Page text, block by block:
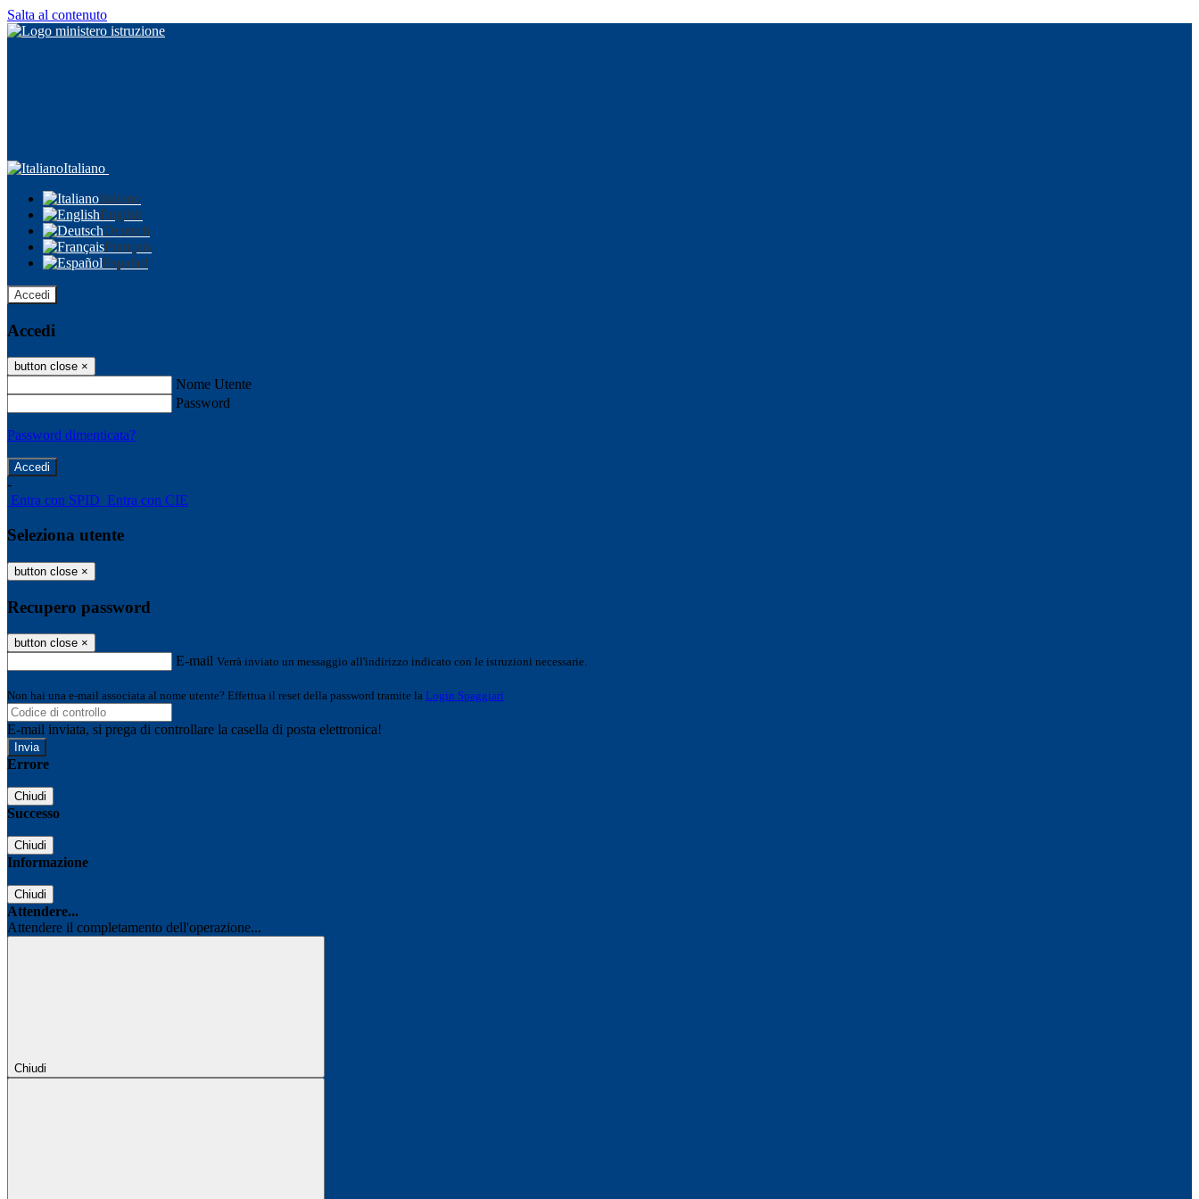
Salta al contenuto
Italiano
Italiano
English
Deutsch
Français
Español
Accedi
Accedi
button close ×
Nome Utente
Password
Password dimenticata?
-
Entra con SPID Entra con CIE
Seleziona utente
button close ×
Recupero password
button close ×
E-mail Verrà inviato un messaggio all'indirizzo indicato con le istruzioni necessarie.
Non hai una e-mail associata al nome utente? Effettua il reset della password tramite la Login Spaggiari
E-mail inviata, si prega di controllare la casella di posta elettronica!
Errore
Chiudi
Successo
Chiudi
Informazione
Chiudi
Attendere...
Attendere il completamento dell'operazione...
Chiudi